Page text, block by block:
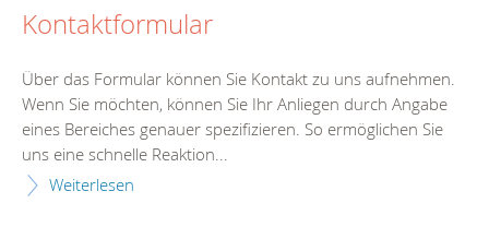
Kontaktformular
Über das Formular können Sie Kontakt zu uns aufnehmen.
Wenn Sie möchten, können Sie Ihr Anliegen durch Angabe
eines Bereiches genauer spezifizieren. So ermöglichen Sie
uns eine schnelle Reaktion...
Weiterlesen